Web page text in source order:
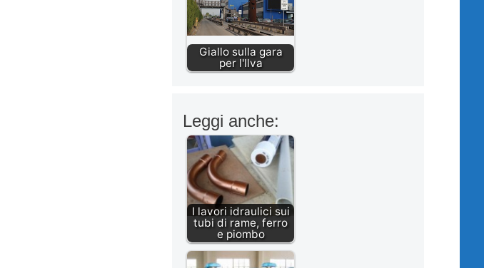
Giallo sulla gara
per l'Ilva
Leggi anche:
I lavori idraulici sui
tubi di rame, ferro
e piombo